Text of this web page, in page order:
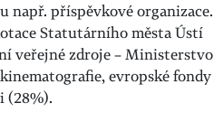
např. příspěvkové organizace.
Statutárního města Ústí
veřejné zdroje – Ministerstvo
evropské fondy
(28%).